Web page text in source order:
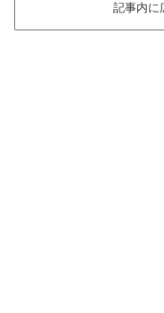
記事内に